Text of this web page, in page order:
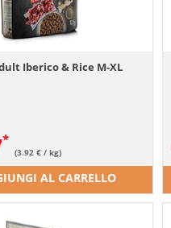
Iberico & Rice M-XL
(3.92 € / kg)
AL CARRELLO